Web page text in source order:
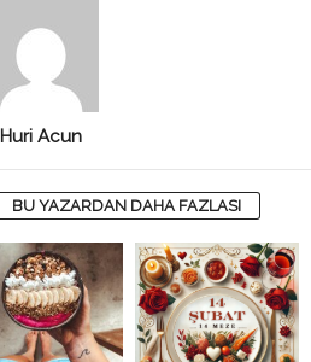
Huri Acun
BU YAZARDAN DAHA FAZLASI